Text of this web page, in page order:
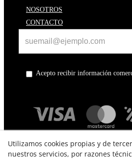
NOSOTROS
CONTACTO
Acepto recibir información
Utilizamos cookies propias y de
nuestros servicios, por razones